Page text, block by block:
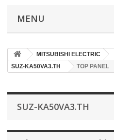
MENU
MITSUBISHI ELECTRIC
SUZ-KA50VA3.TH
TOP PANEL
SUZ-KA50VA3.TH